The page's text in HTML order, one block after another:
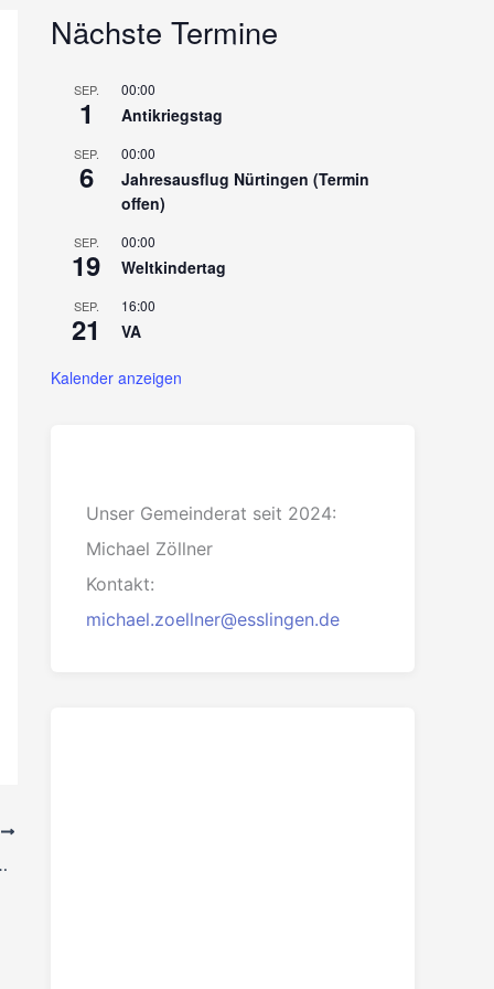
Regenwald“
Nächste Termine
SEP.
1
00:00
Antikriegstag
SEP.
6
00:00
Jahresausflug Nürtingen (Termin
offen)
SEP.
19
00:00
Weltkindertag
SEP.
21
16:00
VA
Kalender anzeigen
Unser Gemeinderat seit 2024:
Michael Zöllner
Kontakt:
michael.zoellner@esslingen.de